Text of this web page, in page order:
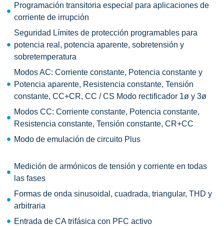
Programación transitoria especial para aplicaciones de
corriente de irrupción
Seguridad Límites de protección programables para
potencia real, potencia aparente, sobretensión y
sobretemperatura
Modos AC: Corriente constante, Potencia constante y
Potencia aparente, Resistencia constante, Tensión
constante, CC+CR, CC / CS Modo rectificador 1ø y 3ø
Modos CC: Corriente constante, Potencia constante,
Resistencia constante, Tensión constante, CR+CC
Modo de emulación de circuito Plus
Medición de armónicos de tensión y corriente en todas
las fases
Formas de onda sinusoidal, cuadrada, triangular, THD y
arbitraria
Entrada de CA trifásica con PFC activo